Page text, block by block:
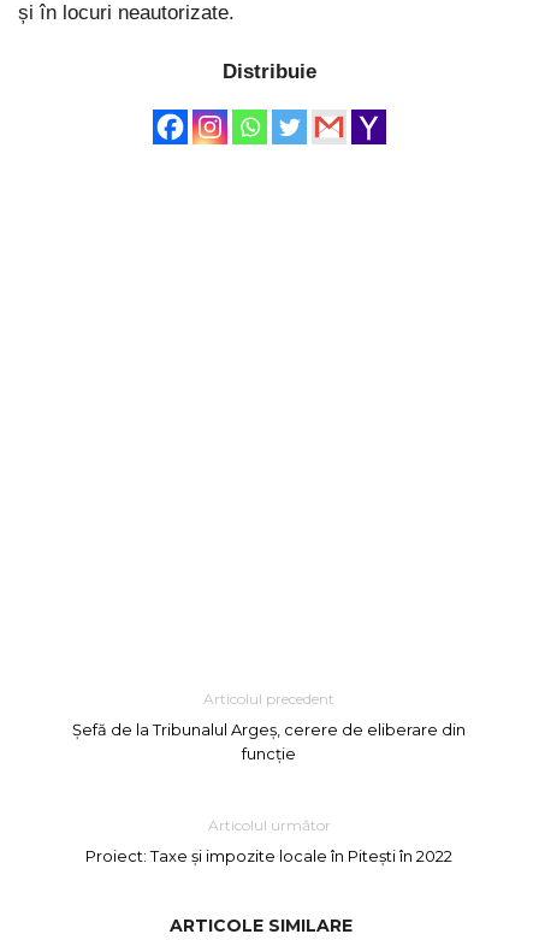
și în locuri neautorizate.
Distribuie
Articolul precedent
Șefă de la Tribunalul Argeș, cerere de eliberare din
funcție
Articolul următor
Proiect: Taxe și impozite locale în Pitești în 2022
ARTICOLE SIMILARE